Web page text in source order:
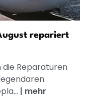
repariert
Reparaturen
| mehr